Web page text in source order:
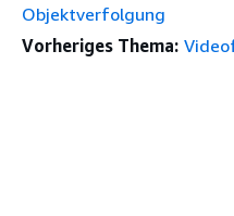
Objektverfolgung
Vorheriges Thema: